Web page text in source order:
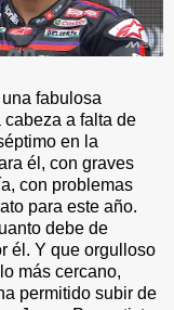
fabulosa
a falta de
en la
él, con graves
con problemas
para este año.
debe de
él. Y que orgulloso
más cercano,
permitido subir de